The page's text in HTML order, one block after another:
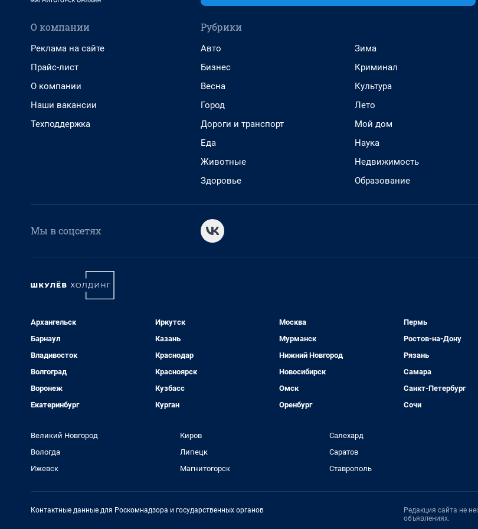
О компании
Реклама на сайте
Прайс-лист
О компании
Наши вакансии
Техподдержка
Рубрики
Авто
Бизнес
Весна
Город
Дороги и транспорт
Еда
Животные
Здоровье
Зима
Криминал
Культура
Лето
Мой дом
Наука
Недвижимость
Образование
Мы в соцсетях
Архангельск
Барнаул
Владивосток
Волгоград
Воронеж
Екатеринбург
Иркутск
Казань
Краснодар
Красноярск
Кузбасс
Курган
Москва
Мурманск
Нижний Новгород
Новосибирск
Омск
Оренбург
Пермь
Ростов-на-Дону
Рязань
Самара
Санкт-Петербург
Сочи
Великий Новгород
Вологда
Ижевск
Киров
Липецк
Магнитогорск
Салехард
Саратов
Ставрополь
Контактные данные для Роскомнадзора и государственных органов
Редакция сайта не
объявлениях.